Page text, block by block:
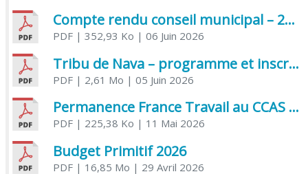
Compte rendu conseil municipal – 21 avril 2026
PDF| 352,93 Ko | 06 Juin 2026
Tribu de Nava – programme et inscriptions été 2026
PDF| 2,61 Mo | 05 Juin 2026
Permanence France Travail au CCAS de Saujon Juin 2026
PDF| 225,38 Ko | 11 Mai 2026
Budget Primitif 2026
PDF| 16,85 Mo | 29 Avril 2026